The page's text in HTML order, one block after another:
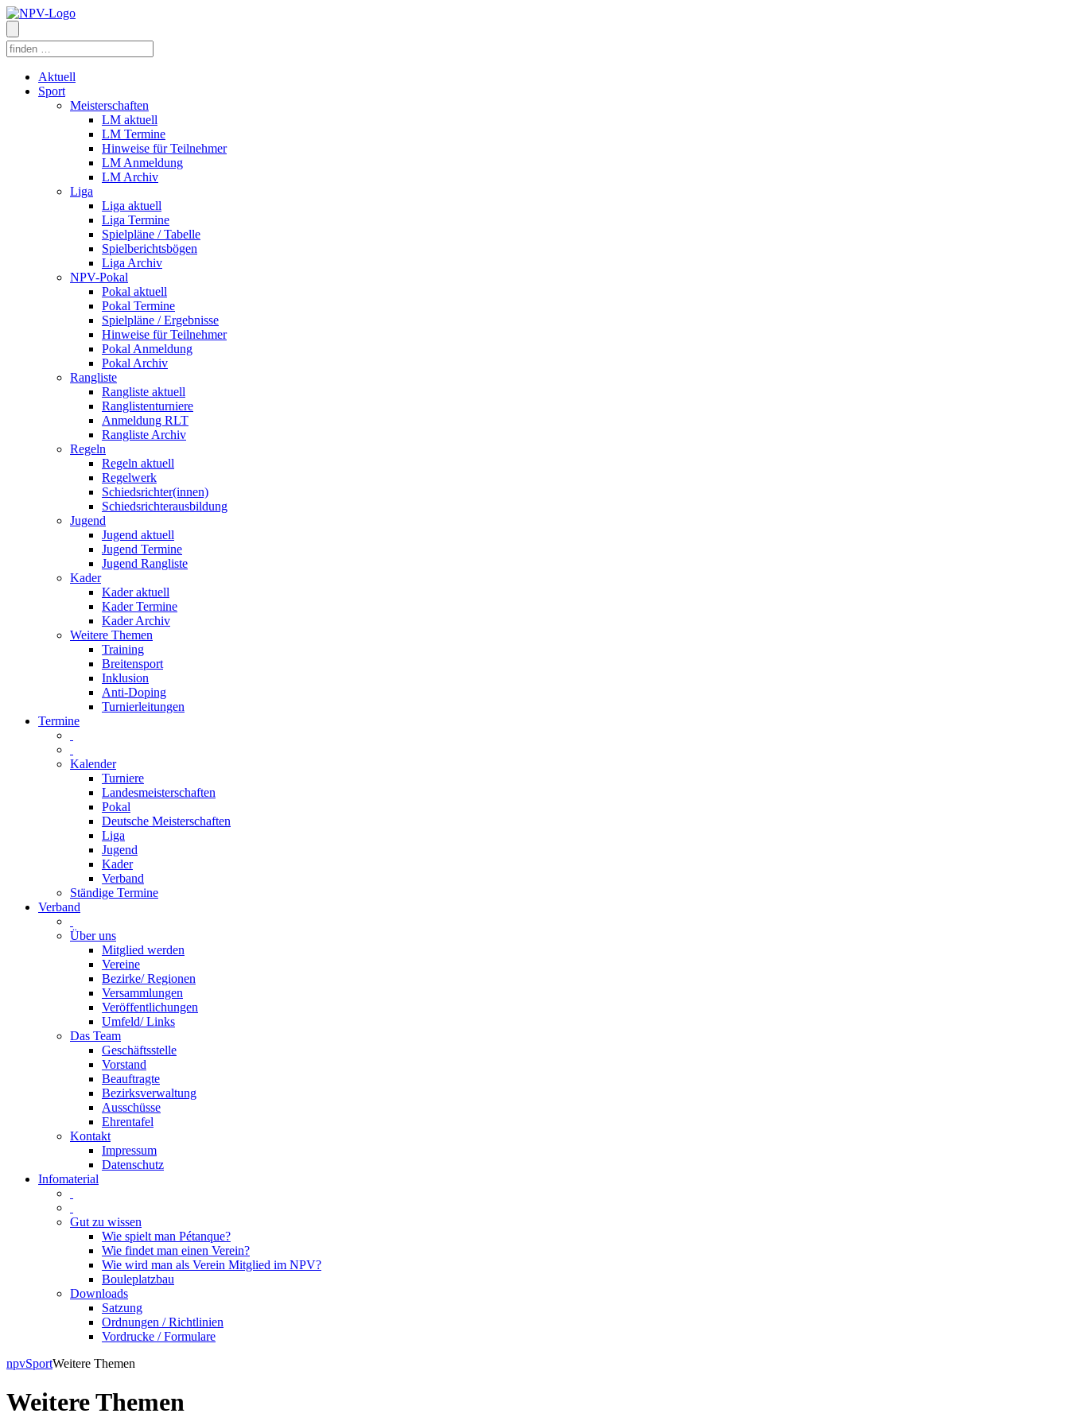
Aktuell
Sport
Meisterschaften
LM aktuell
LM Termine
Hinweise für Teilnehmer
LM Anmeldung
LM Archiv
Liga
Liga aktuell
Liga Termine
Spielpläne / Tabelle
Spielberichtsbögen
Liga Archiv
NPV-Pokal
Pokal aktuell
Pokal Termine
Spielpläne / Ergebnisse
Hinweise für Teilnehmer
Pokal Anmeldung
Pokal Archiv
Rangliste
Rangliste aktuell
Ranglistenturniere
Anmeldung RLT
Rangliste Archiv
Regeln
Regeln aktuell
Regelwerk
Schiedsrichter(innen)
Schiedsrichterausbildung
Jugend
Jugend aktuell
Jugend Termine
Jugend Rangliste
Kader
Kader aktuell
Kader Termine
Kader Archiv
Weitere Themen
Training
Breitensport
Inklusion
Anti-Doping
Turnierleitungen
Termine
Kalender
Turniere
Landesmeisterschaften
Pokal
Deutsche Meisterschaften
Liga
Jugend
Kader
Verband
Ständige Termine
Verband
Über uns
Mitglied werden
Vereine
Bezirke/ Regionen
Versammlungen
Veröffentlichungen
Umfeld/ Links
Das Team
Geschäftsstelle
Vorstand
Beauftragte
Bezirksverwaltung
Ausschüsse
Ehrentafel
Kontakt
Impressum
Datenschutz
Infomaterial
Gut zu wissen
Wie spielt man Pétanque?
Wie findet man einen Verein?
Wie wird man als Verein Mitglied im NPV?
Bouleplatzbau
Downloads
Satzung
Ordnungen / Richtlinien
Vordrucke / Formulare
Skip
content
npvSportWeitere Themen
Weitere Themen